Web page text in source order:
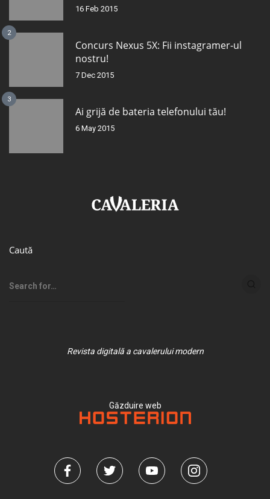
16 Feb 2015
2
Concurs Nexus 5X: Fii instagramer-ul
nostru!
7 Dec 2015
3
Ai grijă de bateria telefonului tău!
6 May 2015
Caută
Revista digitală a cavalerului modern
Găzduire web